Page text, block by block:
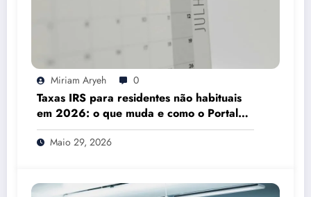
Miriam Aryeh 0
Taxas IRS para residentes não habituais
em 2026: o que muda e como o Portal
das Finanças pode ajudar
Maio 29, 2026